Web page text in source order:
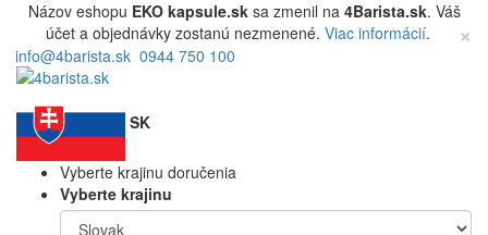
Názov eshopu EKO kapsule.sksa zmenil na 4Barista.sk. Váš
účet a objednávky zostanú nezmenené. Viac informácií. ×
info@4barista.sk 0944 750 100
SK
Vyberte krajinu doručenia
Vyberte krajinu